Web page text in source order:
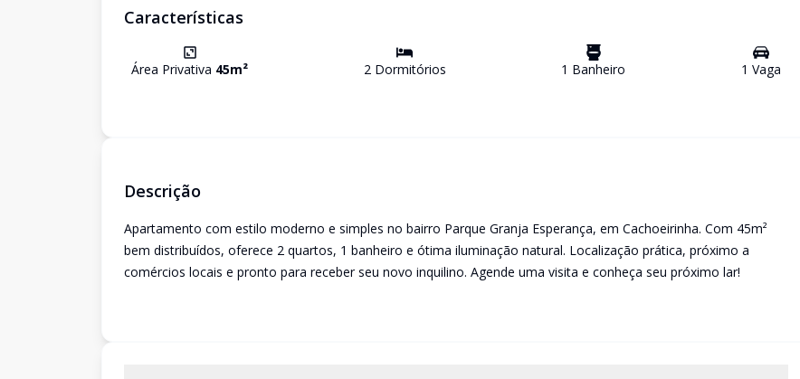
Características
Área Privativa 45m² 2Dormitórios 1 Banheiro 1 Vaga
Descrição
Apartamento com estilo moderno e simples no bairro Parque Granja Esperança, em Cachoeirinha. Com 45m²
bem distribuídos, oferece 2 quartos, 1 banheiro e ótima iluminação natural. Localização prática, próximo a
comércios locais e pronto para receber seu novo inquilino. Agende uma visita e conheça seu próximo lar!